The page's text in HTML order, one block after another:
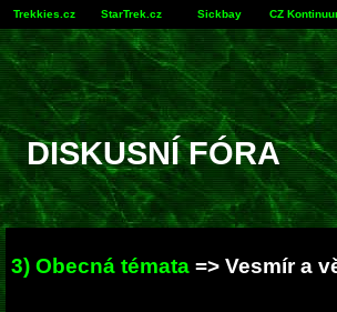
Trekkies.cz StarTrek.cz Sickbay CZ
DISKUSNÍ FÓRA
3) Obecná témata => Vesmír a